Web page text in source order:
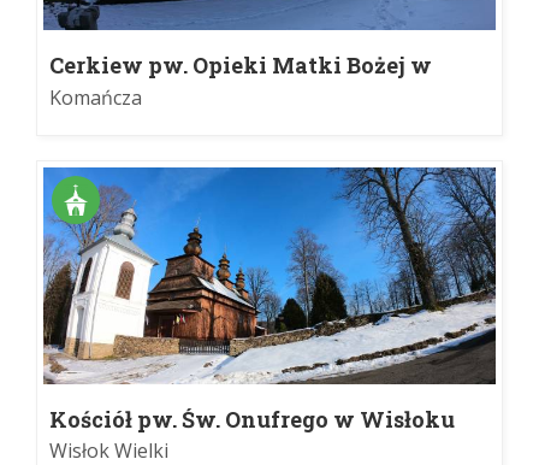
Cerkiew pw. Opieki Matki Bożej w
Komańczy
Komańcza
Kościół pw. Św. Onufrego w Wisłoku
Wielkim
Wisłok Wielki